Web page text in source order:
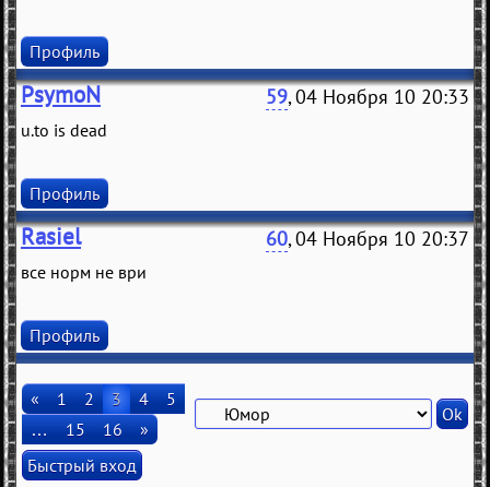
Профиль
PsymoN 59, 04 Ноября 10 20:33
u.to is dead
Профиль
Rasiel 60, 04 Ноября 10 20:37
все норм не ври
Профиль
« 1 2 3 4
5
…
15 16 »